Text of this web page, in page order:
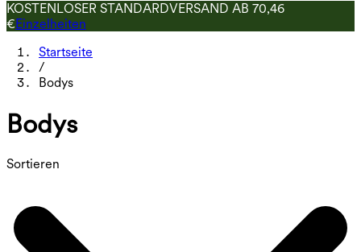
KOSTENLOSER STANDARDVERSAND AB 70,46
€ Einzelheiten
Startseite
/
Bodys
Bodys
Sortieren